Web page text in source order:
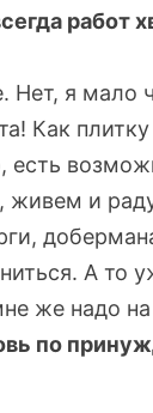
работ
я мало
Как
живем и
А то
же надо
по